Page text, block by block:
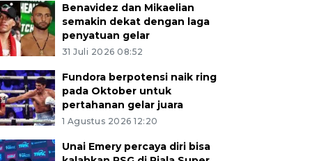
Benavidez dan Mikaelian
semakin dekat dengan laga
penyatuan gelar
31 Juli 2026 08:52
Fundora berpotensi naik ring
pada Oktober untuk
pertahanan gelar juara
1 Agustus 2026 12:20
Unai Emery percaya diri bisa